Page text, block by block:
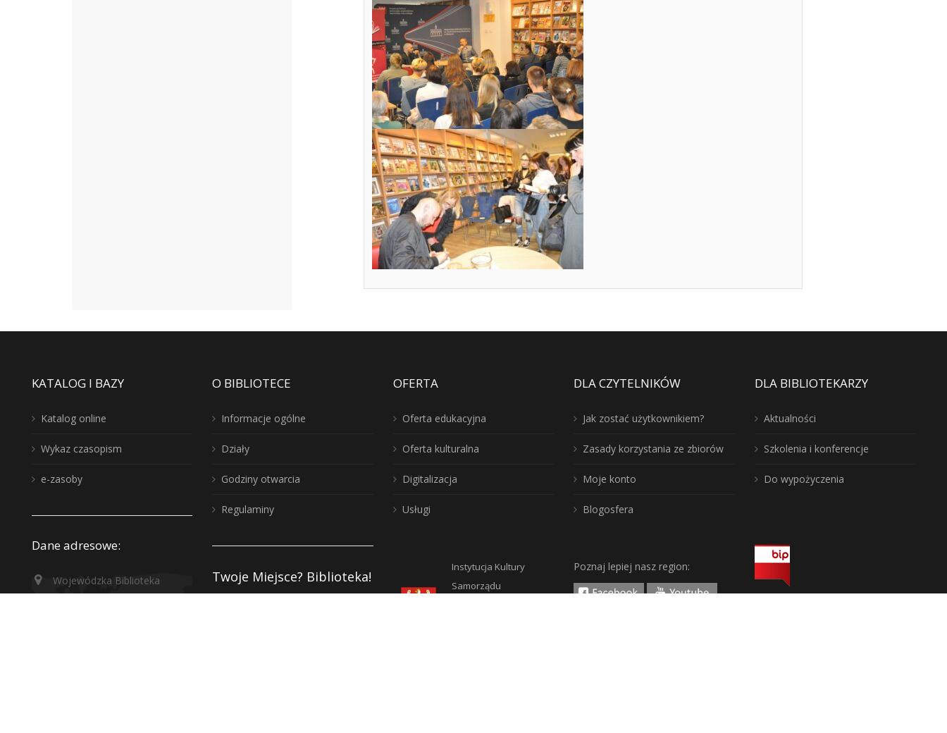
KATALOG I BAZY
Katalog online
Wykaz czasopism
e-zasoby
Dane adresowe:
Wojewódzka Biblioteka
O BIBLIOTECE
Informacje ogólne
Działy
Godziny otwarcia
Regulaminy
Twoje Miejsce? Biblioteka!
OFERTA
Oferta edukacyjna
Oferta kulturalna
Digitalizacja
Usługi
Instytucja Kultury
Samorządu
DLA CZYTELNIKÓW
Jak zostać użytkownikiem?
Zasady korzystania ze zbiorów
Moje konto
Blogosfera
Poznaj lepiej nasz region:
DLA BIBLIOTEKARZY
Aktualności
Szkolenia i konferencje
Do wypożyczenia